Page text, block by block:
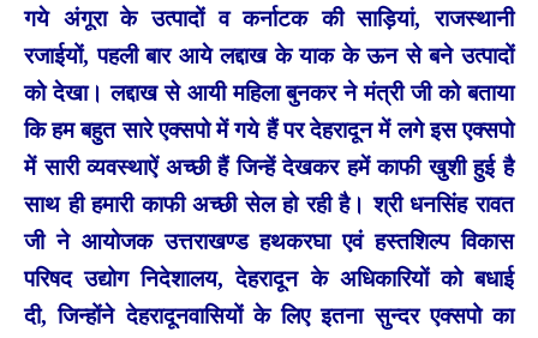
गये अंगूरा के उत्पादों व कर्नाटक की साड़ियां, राजस्थानी
रजाईयों, पहली बार आये लद्दाख के याक के ऊन से बने उत्पादों
को देखा। लद्दाख से आयी महिला बुनकर ने मंत्री जी को बताया
कि हम बहुत सारे एक्सपो में गये हैं पर देहरादून में लगे इस एक्सपो
में सारी व्यवस्थाऐं अच्छी हैं जिन्हें देखकर हमें काफी खुशी हुई है
साथ ही हमारी काफी अच्छी सेल हो रही है। श्री धनसिंह रावत
जी ने आयोजक उत्तराखण्ड हथकरघा एवं हस्तशिल्प विकास
परिषद उद्योग निदेशालय, देहरादून के अधिकारियों को बधाई
दी, जिन्होंने देहरादूनवासियों के लिए इतना सुन्दर एक्सपो का